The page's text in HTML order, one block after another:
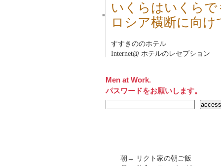
■
いくらはいくら
ロシア横断に向
すすきののホテル
Internet@ ホテルのレセプション
Men at Work.
パスワードをお願いします。
朝→ リクト家の朝ご飯